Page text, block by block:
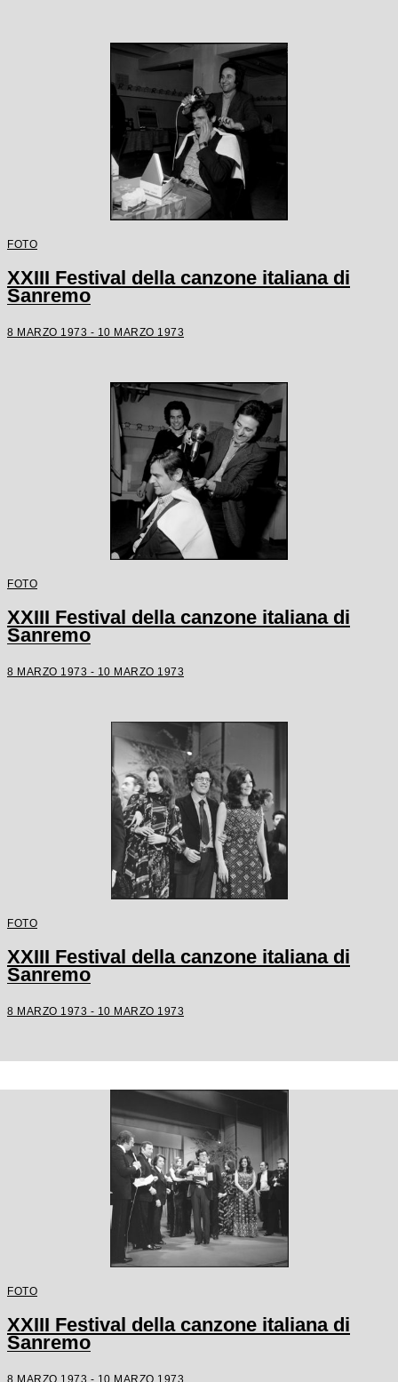
FOTO
XXIII Festival della canzone italiana di
Sanremo
8 MARZO 1973 - 10 MARZO 1973
FOTO
XXIII Festival della canzone italiana di
Sanremo
8 MARZO 1973 - 10 MARZO 1973
FOTO
XXIII Festival della canzone italiana di
Sanremo
8 MARZO 1973 - 10 MARZO 1973
FOTO
XXIII Festival della canzone italiana di
Sanremo
8 MARZO 1973 - 10 MARZO 1973